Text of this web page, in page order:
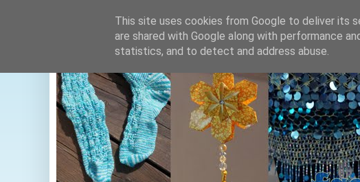
This site uses cookies from Google to deliver its
are shared with Google along with performance
statistics, and to detect and address abuse.